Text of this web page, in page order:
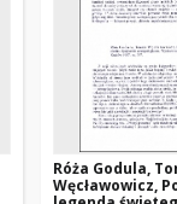
Róża Godula,
Węcławowicz,